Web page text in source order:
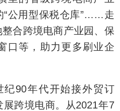
“公用型保税仓库”……走
合跨境电商产业园、保
口等，助力更多刷业企
90年代开始接外贸订
跨境电商。从2021年7